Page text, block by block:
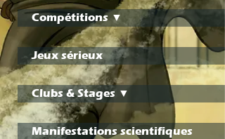
Compétitions ▼
Jeux sérieux
Clubs & Stages ▼
Manifestations scientifiques